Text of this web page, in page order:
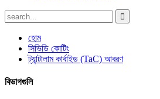
হোম
সিভিডি কোটিং
ট্যান্টালাম কার্বাইড (TaC) আবরণ
বিভাগগুলি